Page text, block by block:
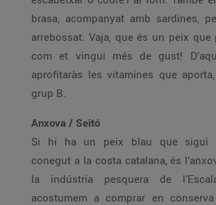
brasa, acompanyat amb sardines,
arrebossat. Vaja, que és un peix que
com et vingui més de gust!
aprofitaràs les vitamines que
grup B.
Anxova / Seitó
Si hi ha un peix blau que sigui
conegut a la costa catalana, és
la indústria pesquera de
acostumem a comprar en